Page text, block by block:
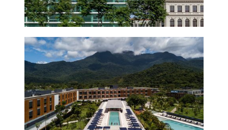
HOTEL FASANO
ANGRA DOS REIS +
FRAD.E
2018